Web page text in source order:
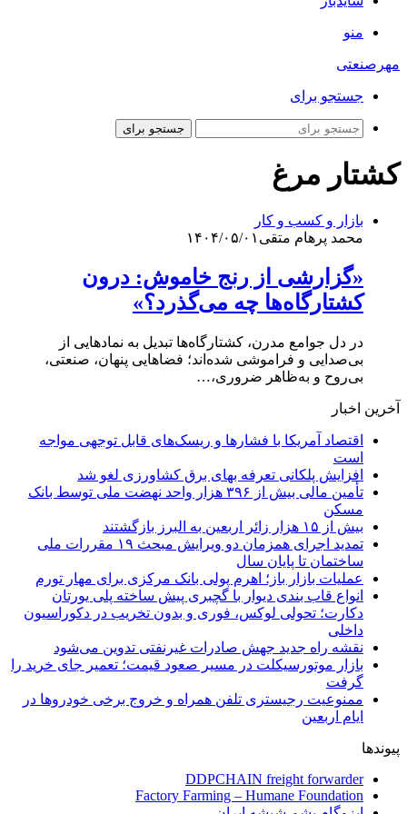
منو
مهرصنعتی
جستجو برای
جستجو برای
کشتار مرغ
بازار و کسب و کار
محمد پرهام متقی ۱۴۰۴/۰۵/۰۱
«گزارشی از رنج خاموش: درون
کشتارگاه‌ها چه می‌گذرد؟»
در دل جوامع مدرن، کشتارگاه‌ها تبدیل به نمادهایی از
بی‌صدایی و فراموشی شده‌اند؛ فضاهایی پنهان، صنعتی،
بی‌روح و به‌ظاهر ضروری،…
آخرین اخبار
اقتصاد آمریکا با فشارها و ریسک‌های قابل توجهی مواجه
است
افزایش پلکانی تعرفه بهای برق کشاورزی لغو شد
تأمین مالی بیش از ۳۹۶ هزار واحد نهضت ملی توسط بانک
مسکن
بیش از ۱۵ هزار زائر اربعین به البرز بازگشتند
تمدید اجرای همزمان دو ویرایش مبحث ۱۹ مقررات ملی
ساختمان تا پایان سال
عملیات بازار باز؛ اهرم پولی بانک مرکزی برای مهار تورم
انواع قاب بندی دیوار با گچبری پیش ساخته پلی یورتان
دکارت؛ تحولی لوکس، فوری و بدون تخریب در دکوراسیون
داخلی
نقشه راه جدید جهش صادرات غیرنفتی تدوین می‌شود
بازار موتورسیکلت در مسیر صعود قیمت؛ تعمیر جای خرید را
گرفت
ممنوعیت رجیستری تلفن همراه و خروج برخی خودروها در
ایام اربعین
پیوندها
DDPCHAIN freight forwarder
Factory Farming – Humane Foundation